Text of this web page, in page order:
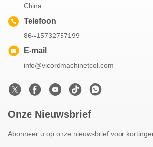
China.
Telefoon
86--15732757199
E-mail
info@vicordmachinetool.com
Onze Nieuwsbrief
Abonneer u op onze nieuwsbrief voor